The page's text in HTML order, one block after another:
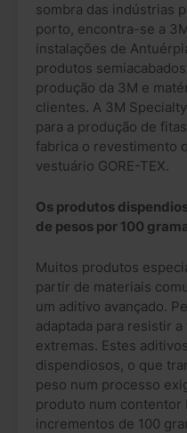
sombra das indústrias
porto, encontra-se a
instalações de
produtos
produção da 3M e
clientes. A 3M
para a produção de
fabrica o revestimento
vestuário GORE-TEX.
Os produtos
de pesos por 100
Muitos produtos
partir de materiais
um aditivo avançado.
adaptada para resistir
extremas. Estes
dispendiosos, o que
peso num processo
produto num contentor
incrementos de 100